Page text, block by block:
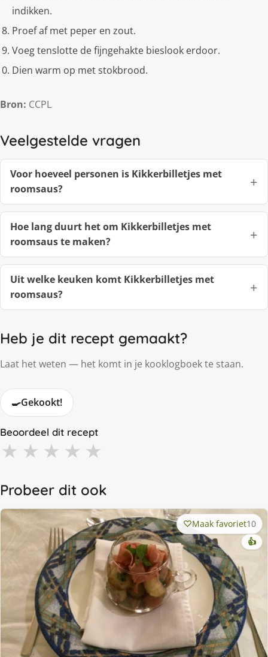
indikken.
Proef af met peper en zout.
Voeg tenslotte de fijngehakte bieslook erdoor.
Dien warm op met stokbrood.
Bron: CCPL
Veelgestelde vragen
Voor hoeveel personen is Kikkerbilletjes met
roomsaus?
Hoe lang duurt het om Kikkerbilletjes met
roomsaus te maken?
Uit welke keuken komt Kikkerbilletjes met
roomsaus?
Heb je dit recept gemaakt?
Laat het weten — het komt in je kooklogboek te staan.
🍳Gekookt!
Beoordeel dit recept
★ ★ ★ ★ ★
Probeer dit ook
Maak favoriet10
👍